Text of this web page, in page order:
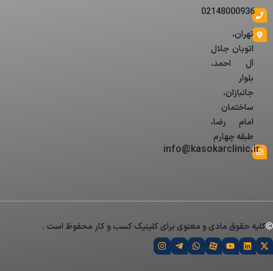
02148000936
تهران،
اتوبان جلال
آل احمد،
بلوار
جانبازان،
ساختمان
امام رضا،
طبقه چهارم
info@kasokarclinic.ir
کلیه حقوق مادی و معنوی برای کلینیک کسب و کار محفوظ است .